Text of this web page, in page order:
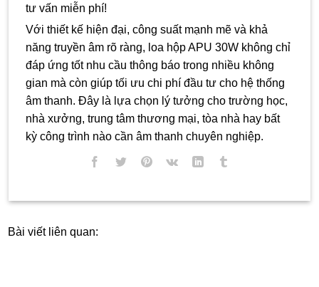
tư vấn miễn phí!
Với thiết kế hiện đại, công suất mạnh mẽ và khả
năng truyền âm rõ ràng, loa hộp APU 30W không chỉ
đáp ứng tốt nhu cầu thông báo trong nhiều không
gian mà còn giúp tối ưu chi phí đầu tư cho hệ thống
âm thanh. Đây là lựa chọn lý tưởng cho trường học,
nhà xưởng, trung tâm thương mại, tòa nhà hay bất
kỳ công trình nào cần âm thanh chuyên nghiệp.
Bài viết liên quan: